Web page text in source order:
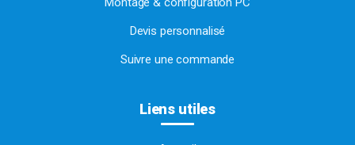
Devis personnalisé
Suivre une commande
Liens utiles